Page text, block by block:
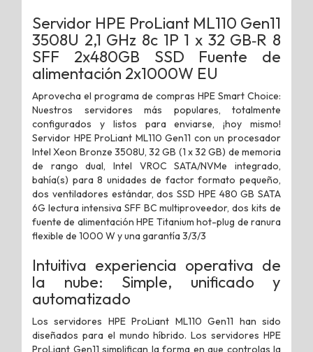
Servidor HPE ProLiant ML110 Gen11
3508U 2,1 GHz 8c 1P 1 x 32 GB‑R 8
SFF 2x480GB SSD Fuente de
alimentación 2x1000W EU
Aprovecha el programa de compras HPE Smart Choice:
Nuestros servidores más populares, totalmente
configurados y listos para enviarse, ¡hoy mismo!
Servidor HPE ProLiant ML110 Gen11 con un procesador
Intel Xeon Bronze 3508U, 32 GB (1 x 32 GB) de memoria
de rango dual, Intel VROC SATA/NVMe integrado,
bahía(s) para 8 unidades de factor formato pequeño,
dos ventiladores estándar, dos SSD HPE 480 GB SATA
6G lectura intensiva SFF BC multiproveedor, dos kits de
fuente de alimentación HPE Titanium hot-plug de ranura
flexible de 1000 W y una garantía 3/3/3
Intuitiva experiencia operativa de
la nube: Simple, unificado y
automatizado
Los servidores HPE ProLiant ML110 Gen11 han sido
diseñados para el mundo híbrido. Los servidores HPE
ProLiant Gen11 simplifican la forma en que controlas la